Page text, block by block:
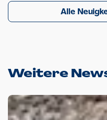
Alle
Weitere